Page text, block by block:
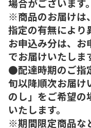
場合がございます。
※商品のお届けは
指定の有無により
お申込み分は、お
でお届けいたしま
●配達時期のご指
旬以降順次お届け
のし」をご希望の
いたします。
※期間限定商品な